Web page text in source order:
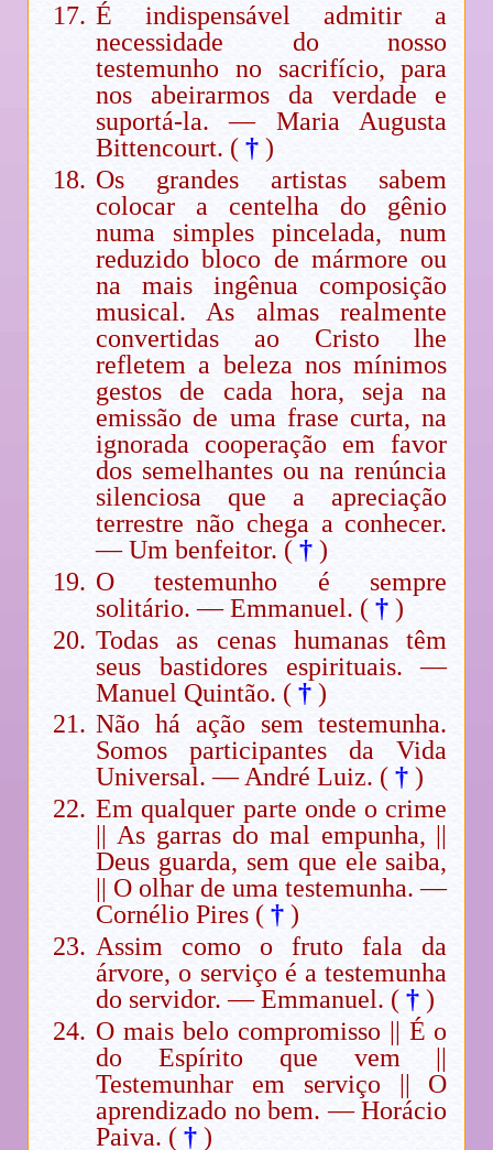
É indispensável admitir a
necessidade do nosso
testemunho no sacrifício, para
nos abeirarmos da verdade e
suportá-la. — Maria Augusta
Bittencourt. († )
Os grandes artistas sabem
colocar a centelha do gênio
numa simples pincelada, num
reduzido bloco de mármore ou
na mais ingênua composição
musical. As almas realmente
convertidas ao Cristo lhe
refletem a beleza nos mínimos
gestos de cada hora, seja na
emissão de uma frase curta, na
ignorada cooperação em favor
dos semelhantes ou na renúncia
silenciosa que a apreciação
terrestre não chega a conhecer.
— Um benfeitor. († )
O testemunho é sempre
solitário. — Emmanuel. († )
Todas as cenas humanas têm
seus bastidores espirituais. —
Manuel Quintão. († )
Não há ação sem testemunha.
Somos participantes da Vida
Universal. — André Luiz. († )
Em qualquer parte onde o crime
|| As garras do mal empunha, ||
Deus guarda, sem que ele saiba,
|| O olhar de uma testemunha. —
Cornélio Pires († )
Assim como o fruto fala da
árvore, o serviço é a testemunha
do servidor. — Emmanuel. († )
O mais belo compromisso || É o
do Espírito que vem ||
Testemunhar em serviço || O
aprendizado no bem. — Horácio
Paiva. († )